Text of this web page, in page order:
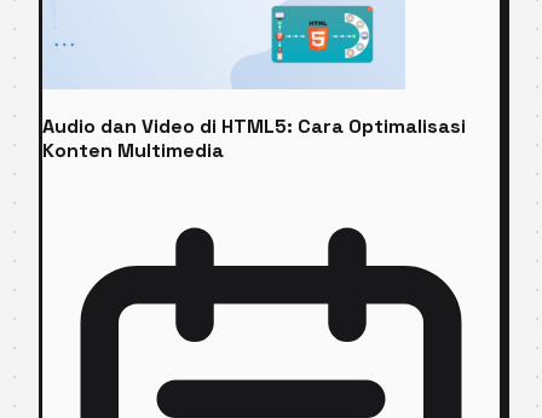
Audio dan Video di HTML5: Cara Optimalisasi
Konten Multimedia